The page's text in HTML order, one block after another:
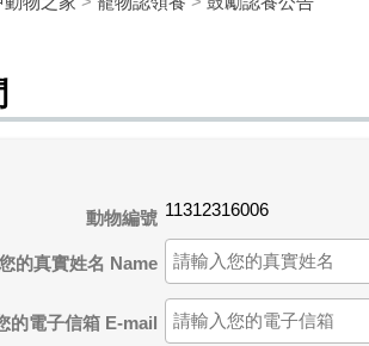
動物編號 11312316006
的真實姓名 Name
的電子信箱 E-mail